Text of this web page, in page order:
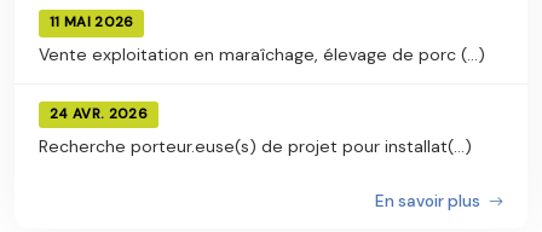
11 MAI 2026
Vente exploitation en maraîchage, élevage de porc (...)
24 AVR. 2026
Recherche porteur.euse(s) de projet pour installat(...)
En savoir plus